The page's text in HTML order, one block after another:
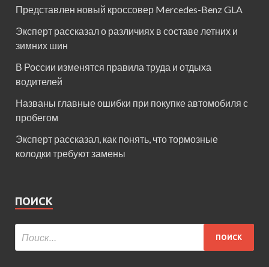
Представлен новый кроссовер Mercedes-Benz GLA
Эксперт рассказал о различиях в составе летних и
зимних шин
В России изменятся правила труда и отдыха
водителей
Названы главные ошибки при покупке автомобиля с
пробегом
Эксперт рассказал, как понять, что тормозные
колодки требуют замены
ПОИСК